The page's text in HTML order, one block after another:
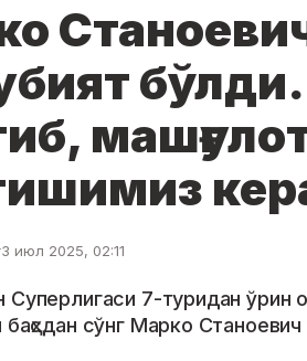
3 июл 2025, 02:11
Суперлигаси 7-туридан
баҳсдан сўнг Марко